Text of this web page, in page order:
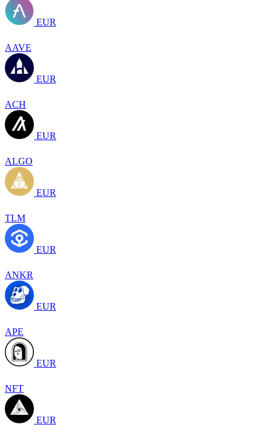
EUR
AAVE
EUR
ACH
EUR
ALGO
EUR
TLM
EUR
ANKR
EUR
APE
EUR
NFT
EUR